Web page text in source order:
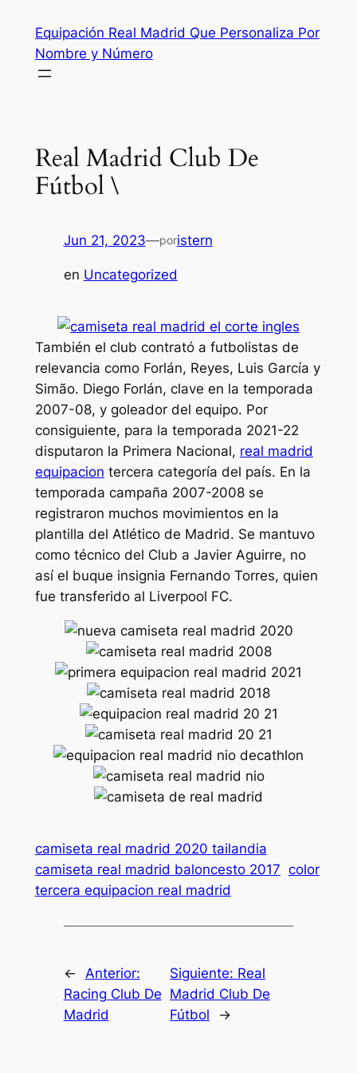
contenido
Equipación Real Madrid Que Personaliza Por
Nombre y Número
Real Madrid Club De
Fútbol \
Jun 21, 2023—poristern
en Uncategorized
También el club contrató a futbolistas de
relevancia como Forlán, Reyes, Luis García y
Simão. Diego Forlán, clave en la temporada
2007-08, y goleador del equipo. Por
consiguiente, para la temporada 2021-22
disputaron la Primera Nacional, real madrid
equipacion tercera categoría del país. En la
temporada campaña 2007-2008 se
registraron muchos movimientos en la
plantilla del Atlético de Madrid. Se mantuvo
como técnico del Club a Javier Aguirre, no
así el buque insignia Fernando Torres, quien
fue transferido al Liverpool FC.
camiseta real madrid 2020 tailandia
camiseta real madrid baloncesto 2017 color
tercera equipacion real madrid
←
Anterior:
Racing Club De
Madrid
Siguiente: Real
Madrid Club De
Fútbol
→